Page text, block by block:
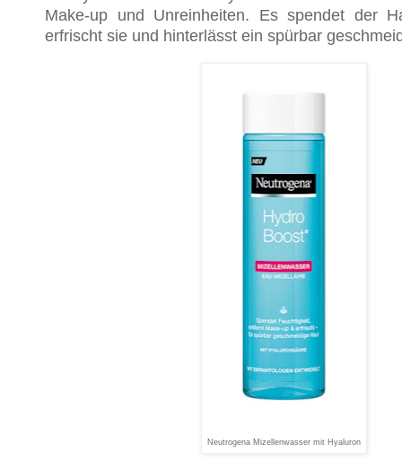
Make-up und Unreinheiten. Es spendet der
erfrischt sie und hinterlässt ein spürbar
Neutrogena Mizellenwasser mit Hyaluron